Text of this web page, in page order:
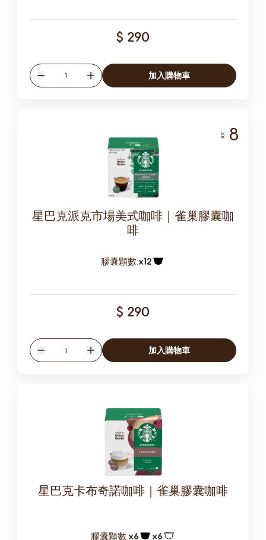
$ 290
數量
增加
加入購物車
濃度 8
星巴克派克市場美式咖啡｜雀巢膠囊咖
啡
膠囊顆數:x12
$ 290
數量
增加
加入購物車
星巴克卡布奇諾咖啡｜雀巢膠囊咖啡
膠囊顆數:x6 x6